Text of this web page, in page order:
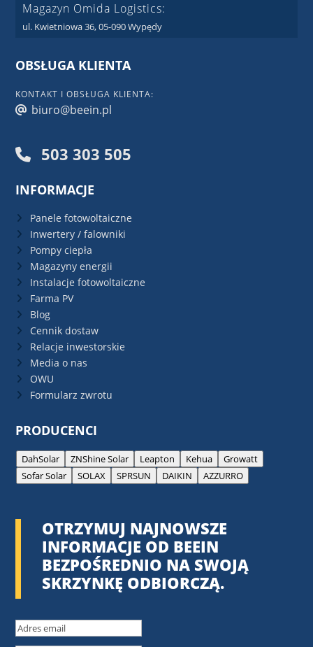
Magazyn Omida Logistics:
ul. Kwietniowa 36, 05-090 Wypędy
OBSŁUGA KLIENTA
KONTAKT I OBSŁUGA KLIENTA:
biuro@beein.pl
503 303 505
INFORMACJE
Panele fotowoltaiczne
Inwertery / falowniki
Pompy ciepła
Magazyny energii
Instalacje fotowoltaiczne
Farma PV
Blog
Cennik dostaw
Relacje inwestorskie
Media o nas
OWU
Formularz zwrotu
PRODUCENCI
DahSolar ZNShine Solar Leapton Kehua
Growatt
Sofar Solar
SOLAX SPRSUN DAIKIN AZZURRO
OTRZYMUJ NAJNOWSZE
INFORMACJE OD BEEIN
BEZPOŚREDNIO NA SWOJĄ
SKRZYNKĘ ODBIORCZĄ.